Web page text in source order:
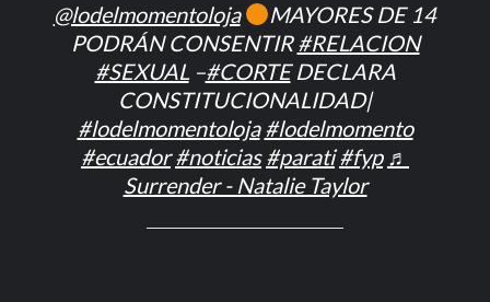
@lodelmomentoloja
MAYORES DE 14
PODRÁN CONSENTIR#RELACION
#SEXUAL–#CORTEDECLARA
CONSTITUCIONALIDAD|
#lodelmomentoloja #lodelmomento
#ecuador #noticias #parati #fyp ♬
Surrender - Natalie Taylor